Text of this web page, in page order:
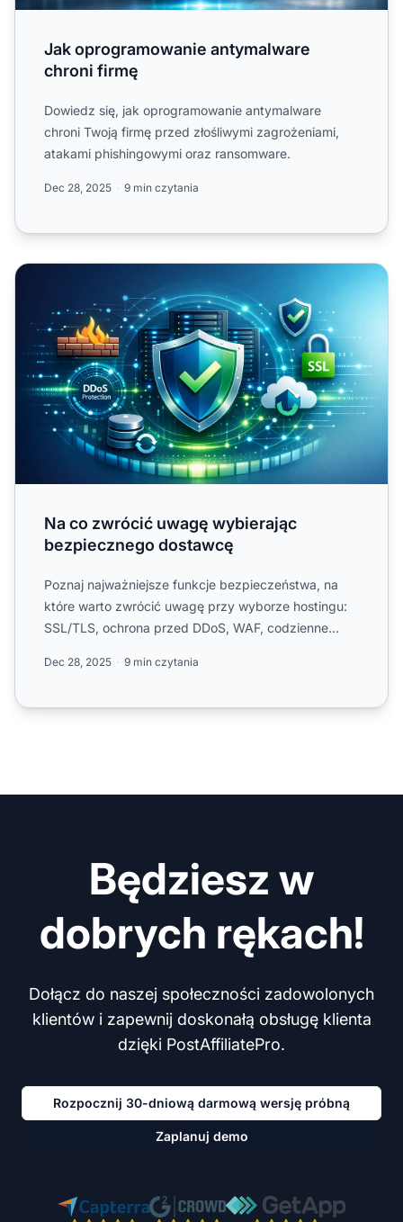
Jak oprogramowanie antymalware
chroni firmę
Dowiedz się, jak oprogramowanie antymalware
chroni Twoją firmę przed złośliwymi zagrożeniami,
atakami phishingowymi oraz ransomware.
Dec 28, 2025 9 min czytania
Na co zwrócić uwagę wybierając bezpiecznego
Na co zwrócić uwagę wybierając
bezpiecznego dostawcę
Poznaj najważniejsze funkcje bezpieczeństwa, na
które warto zwrócić uwagę przy wyborze hostingu:
SSL/TLS, ochrona przed DDoS, WAF, codzienne
Dec 28, 2025 9 min czytania
Będziesz w
dobrych rękach!
Dołącz do naszej społeczności zadowolonych
klientów i zapewnij doskonałą obsługę klienta
dzięki PostAffiliatePro.
Rozpocznij 30-dniową darmową wersję próbną
Zaplanuj demo